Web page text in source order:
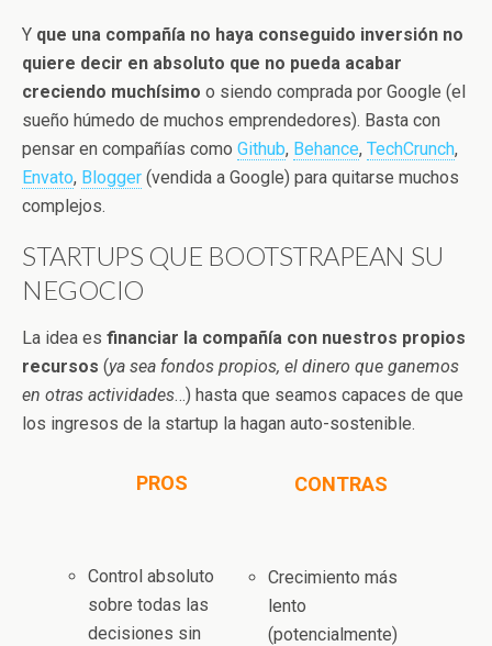
Y que una compañía no haya conseguido inversión no
quiere decir en absoluto que no pueda acabar
creciendo muchísimo o siendo comprada por Google (el
sueño húmedo de muchos emprendedores). Basta con
pensar en compañías como Github, Behance, TechCrunch,
Envato, Blogger (vendida a Google) para quitarse muchos
complejos.
STARTUPS QUE BOOTSTRAPEAN SU
NEGOCIO
La idea es financiar la compañía con nuestros propios
recursos (ya sea fondos propios, el dinero que ganemos
en otras actividades…) hasta que seamos capaces de que
los ingresos de la startup la hagan auto-sostenible.
PROS
Control absoluto
sobre todas las
decisiones sin
CONTRAS
Crecimiento más
lento
(potencialmente)